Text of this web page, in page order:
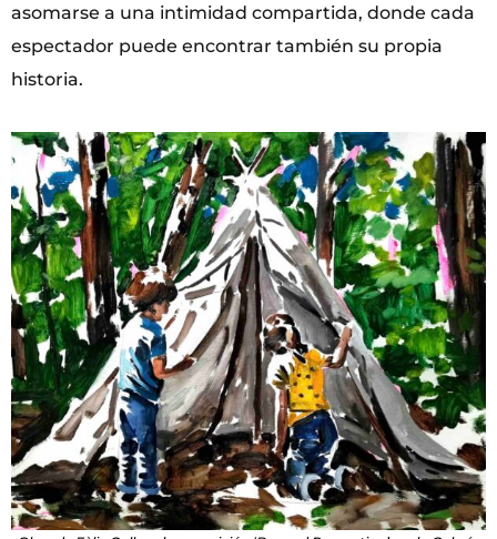
asomarse a una intimidad compartida, donde cada
espectador puede encontrar también su propia
historia.